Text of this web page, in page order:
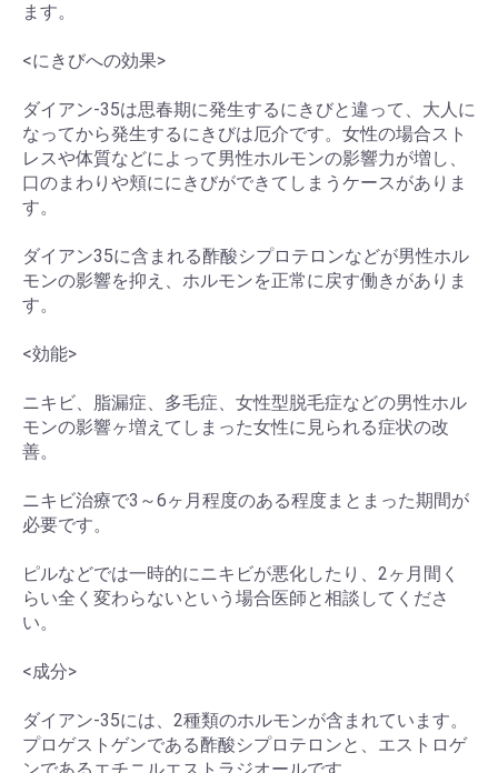
ます。
<にきびへの効果>
ダイアン-35は思春期に発生するにきびと違って、大人に
なってから発生するにきびは厄介です。女性の場合スト
レスや体質などによって男性ホルモンの影響力が増し、
口のまわりや頬ににきびができてしまうケースがありま
す。
ダイアン35に含まれる酢酸シプロテロンなどが男性ホル
モンの影響を抑え、ホルモンを正常に戻す働きがありま
す。
<効能>
ニキビ、脂漏症、多毛症、女性型脱毛症などの男性ホル
モンの影響ヶ増えてしまった女性に見られる症状の改
善。
ニキビ治療で3～6ヶ月程度のある程度まとまった期間が
必要です。
ピルなどでは一時的にニキビが悪化したり、2ヶ月間く
らい全く変わらないという場合医師と相談してくださ
い。
<成分>
ダイアン-35には、2種類のホルモンが含まれています。
プロゲストゲンである酢酸シプロテロンと、エストロゲ